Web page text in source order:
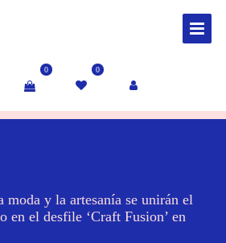
0 0
moda y la artesanía se unirán el
en el desfile ‘Craft Fusion’ en